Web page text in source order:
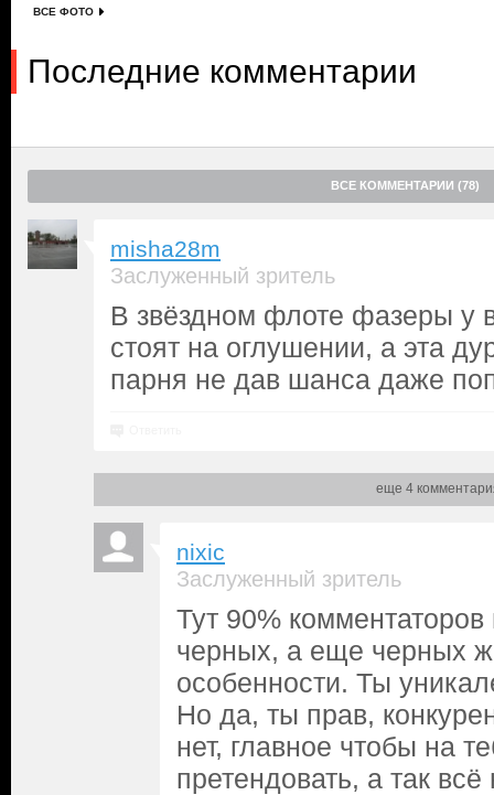
ВСЕ ФОТО
Последние комментарии
ВСЕ КОММЕНТАРИИ (78)
misha28m
Заслуженный зритель
В звёздном флоте фазеры у
стоят на оглушении, а эта
парня не дав шанса даже
еще 4
nixic
Заслуженный зритель
Тут 90% комментаторов
черных, а еще черных
особенности. Ты
Но да, ты прав,
нет, главное чтобы на
претендовать, а так